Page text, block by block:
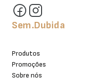
Sem.Dubida
Produtos
Promoções
Sobre nós